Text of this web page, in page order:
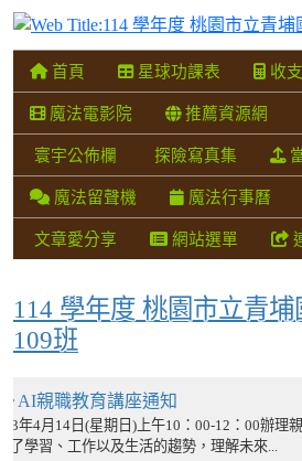
首頁 星球功課表 收
魔法電影院 推薦資源網
寰宇公佈欄 探險寫真集
魔法留聲機 魔法行事曆
文章愛分享 網站選單
114 學年度 桃園市立青
109班
育講座通知
星期日)上午10：00-12：00辦理親職講座。分
以及生活的趨勢，理解未來...